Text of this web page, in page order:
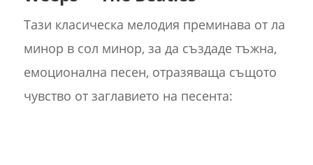
Тази класическа мелодия преминава от ла
минор в сол минор, за да създаде тъжна,
емоционална песен, отразяваща същото
чувство от заглавието на песента: